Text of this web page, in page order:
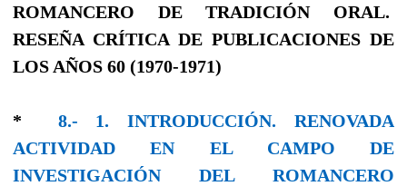
ROMANCERO DE TRADICIÓN ORAL.
RESEÑA CRÍTICA DE PUBLICACIONES DE
LOS AÑOS 60 (1970-1971)
* 8.- 1. INTRODUCCIÓN. RENOVADA
ACTIVIDAD EN EL CAMPO DE
INVESTIGACIÓN DEL ROMANCERO